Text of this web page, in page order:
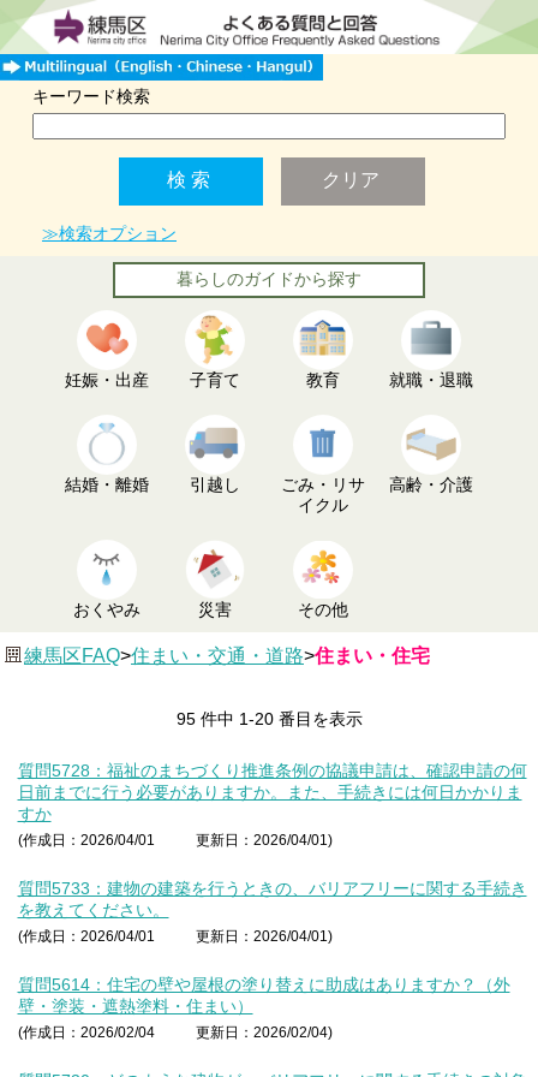
キーワード検索
≫検索オプション
暮らしのガイドから探す
妊娠・出産 子育て 教育 就職・退職
結婚・離婚 引越し
ごみ・リサ
イクル
高齢・介護
おくやみ 災害 その他
練馬区FAQ>住まい・交通・道路>住まい・住宅
95 件中 1-20 番目を表示
質問5728：福祉のまちづくり推進条例の協議申請は、確認申請の何
日前までに行う必要がありますか。また、手続きには何日かかりま
すか
(作成日：2026/04/01 更新日：2026/04/01)
質問5733：建物の建築を行うときの、バリアフリーに関する手続き
を教えてください。
(作成日：2026/04/01 更新日：2026/04/01)
質問5614：住宅の壁や屋根の塗り替えに助成はありますか？（外
壁・塗装・遮熱塗料・住まい）
(作成日：2026/02/04 更新日：2026/02/04)